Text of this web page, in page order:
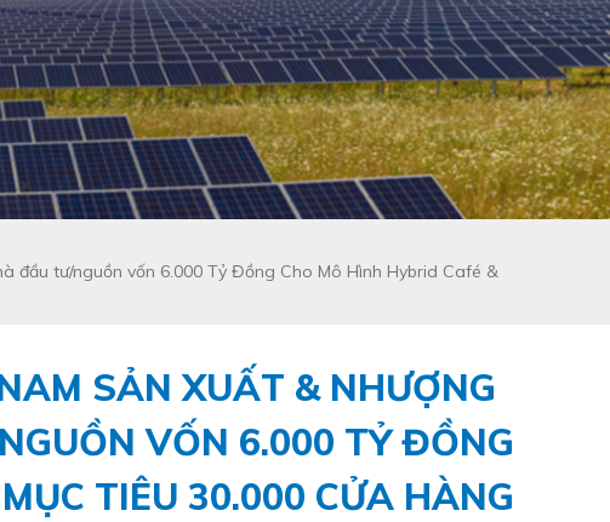
đầu tư/nguồn vốn 6.000 Tỷ Đồng Cho Mô Hình Hybrid Café &
SẢN XUẤT & NHƯỢNG
VỐN 6.000 TỶ ĐỒNG
TIÊU 30.000 CỬA HÀNG